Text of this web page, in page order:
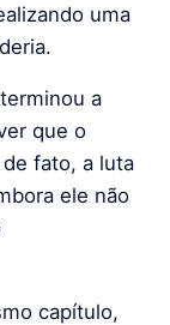
uma
terminou a
que o
fato, a luta
ele não
capítulo,